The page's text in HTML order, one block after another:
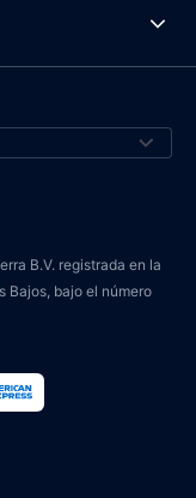
B.V. registrada en la
Bajos, bajo el número